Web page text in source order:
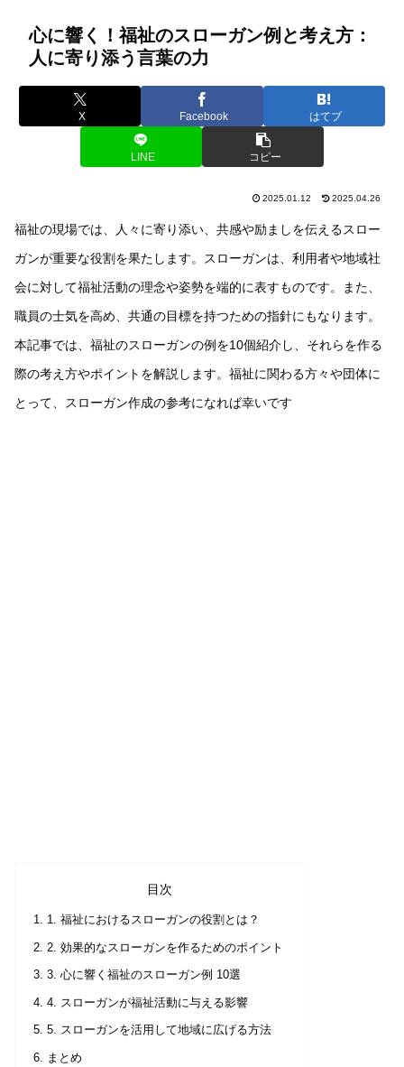
心に響く！福祉のスローガン例と考え方：
人に寄り添う言葉の力
X Facebook はてブ
LINE コピー
2025.01.12 2025.04.26
福祉の現場では、人々に寄り添い、共感や励ましを伝えるスロー
ガンが重要な役割を果たします。スローガンは、利用者や地域社
会に対して福祉活動の理念や姿勢を端的に表すものです。また、
職員の士気を高め、共通の目標を持つための指針にもなります。
本記事では、福祉のスローガンの例を10個紹介し、それらを作る
際の考え方やポイントを解説します。福祉に関わる方々や団体に
とって、スローガン作成の参考になれば幸いです
目次
1. 福祉におけるスローガンの役割とは？
2. 効果的なスローガンを作るためのポイント
3. 心に響く福祉のスローガン例 10選
4. スローガンが福祉活動に与える影響
5. スローガンを活用して地域に広げる方法
まとめ